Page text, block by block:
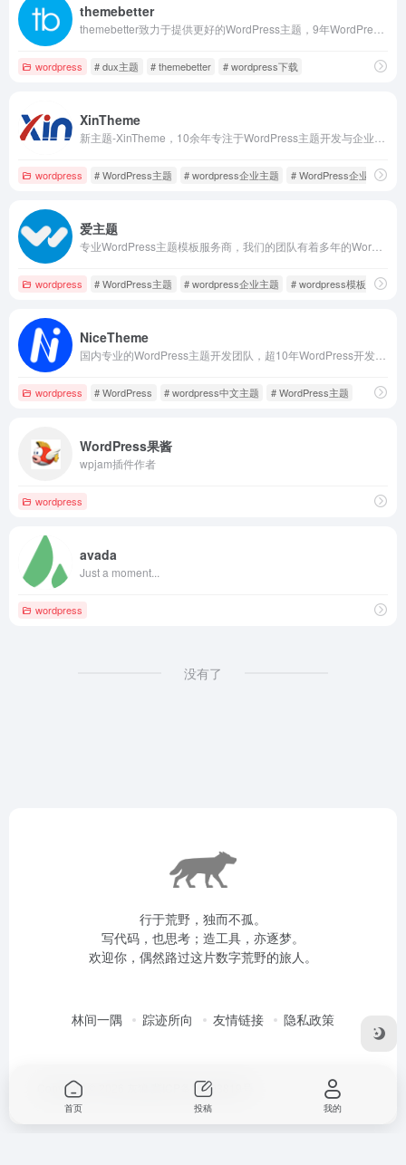
themebetter
wordpress # dux主题 # themebetter # wordpress下载
XinTheme
wordpress # WordPress主题 # wordpress企业主题 # WordPress企业建站
爱主题
wordpress # WordPress主题 # wordpress企业主题 # wordpress模板
NiceTheme
wordpress # WordPress # wordpress中文主题 # WordPress主题
WordPress果酱
wpjam插件作者
wordpress
avada
Just a moment...
wordpress
没有了
行于荒野，独而不孤。
写代码，也思考；造工具，亦逐梦。
欢迎你，偶然路过这片数字荒野的旅人。
林间一隅 踪迹所向 友情链接 隐私政策
Copyright © 2026 冀ICP备16003819号
首页 投稿 我的